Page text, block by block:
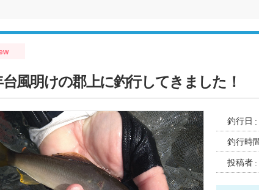
台風明けの郡上に釣行してきました！
釣行日
釣行時
投稿者